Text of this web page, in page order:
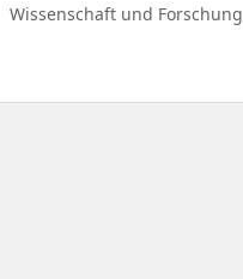
Wissenschaft und Forschung